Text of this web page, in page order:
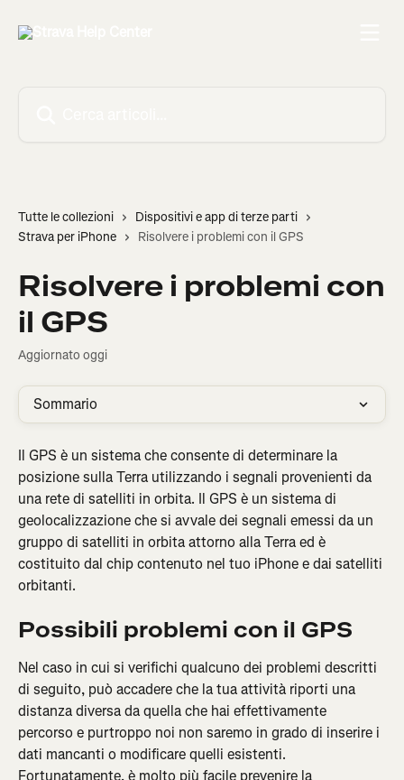
Tutte le collezioni
Dispositivi e app di terze parti
Strava per iPhone
Risolvere i problemi con il GPS
Risolvere i problemi con
il GPS
Aggiornato oggi
Sommario
Il GPS è un sistema che consente di determinare la
posizione sulla Terra utilizzando i segnali provenienti da
una rete di satelliti in orbita. Il GPS è un sistema di
geolocalizzazione che si avvale dei segnali emessi da un
gruppo di satelliti in orbita attorno alla Terra ed è
costituito dal chip contenuto nel tuo iPhone e dai satelliti
orbitanti.
Possibili problemi con il GPS
Nel caso in cui si verifichi qualcuno dei problemi descritti
di seguito, può accadere che la tua attività riporti una
distanza diversa da quella che hai effettivamente
percorso e purtroppo noi non saremo in grado di inserire i
dati mancanti o modificare quelli esistenti.